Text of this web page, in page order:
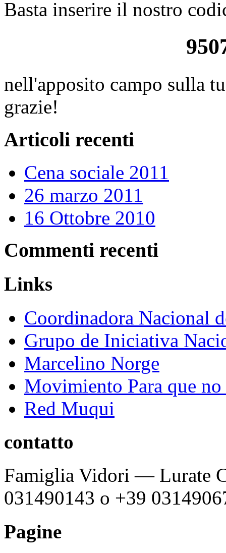
Basta inserire il nostro
nell'apposito campo sulla
grazie!
Articoli recenti
Cena sociale 2011
26 marzo 2011
16 Ottobre 2010
Commenti recenti
Links
Coordinadora Nacional
Grupo de Iniciativa
Marcelino Norge
Movimiento Para que no
Red Muqui
contatto
Famiglia Vidori — Lurate
031490143 o +39
Pagine